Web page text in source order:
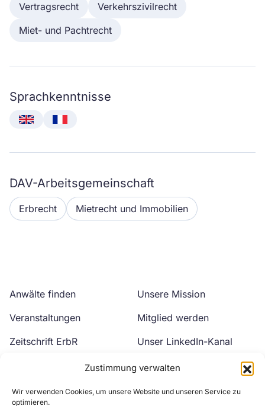
Zustimmung verwalten
Wir verwenden Cookies, um unsere Website und unseren Service zu
optimieren.
Vertragsrecht
Verkehrszivilrecht
Miet- und Pachtrecht
Sprachkenntnisse
English Français
DAV-Arbeitsgemeinschaft
Erbrecht Mietrecht und Immobilien
Anwälte finden
Veranstaltungen
Zeitschrift ErbR
Unsere Mission
Mitglied werden
Unser LinkedIn-Kanal
Unser YouTube-Kanal